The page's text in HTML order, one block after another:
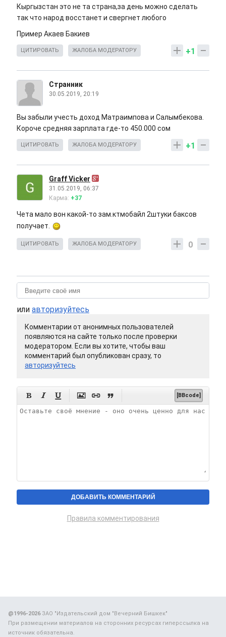
Кыргызстан это не та страна,за день можно сделать
так что народ восстанет и свергнет любого
Пример Акаев Бакиев
+1
ЦИТИРОВАТЬ ЖАЛОБА МОДЕРАТОРУ
Странник
30.05.2019, 20:19
Вы забыли учесть доход Матраимпова и Салымбекова.
Короче средняя зарплата где-то 450.000 сом
+1
ЦИТИРОВАТЬ ЖАЛОБА МОДЕРАТОРУ
Graff Vicker
31.05.2019, 06:37
Карма: +37
Чета мало вон какой-то зам.ктмобайл 2штуки баксов
получает.
0
ЦИТИРОВАТЬ ЖАЛОБА МОДЕРАТОРУ
или авторизуйтесь
Комментарии от анонимных пользователей
появляются на сайте только после проверки
модератором. Если вы хотите, чтобы ваш
комментарий был опубликован сразу, то
авторизуйтесь
      [BBcode]
Правила комментирования
@1996-2026ЗАО "Издательский дом "Вечерний Бишкек"
При размещении материалов на сторонних ресурсах гиперссылка на
источник обязательна.